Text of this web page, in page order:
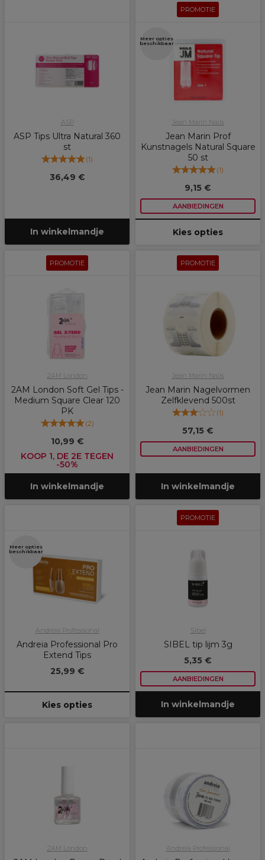
ASP
ASP Tips Ultra Natural 360
st
(1)
36,49 €
In winkelmandje
PROMOTIE
Meer opties
beschikbaar
Jean Marin Nails
Jean Marin Prof
Kunstnagels Natural Square
50 st
(1)
9,15 €
AANBIEDINGEN
Kies opties
PROMOTIE
2AM London
2AM London Soft Gel Tips -
Medium Square Clear 120
PK
(2)
10,99 €
KOOP 1, DE 2E TEGEN
-50%
In winkelmandje
PROMOTIE
Jean Marin Nails
Jean Marin Nagelvormen
Zelfklevend 500st
(1)
57,15 €
AANBIEDINGEN
In winkelmandje
Meer opties
beschikbaar
Andreia Professional
Andreia Professional Pro
Extend Tips
25,99 €
Kies opties
PROMOTIE
Sibel
SIBEL tip lijm 3g
5,35 €
AANBIEDINGEN
In winkelmandje
2AM London Andreia Professional